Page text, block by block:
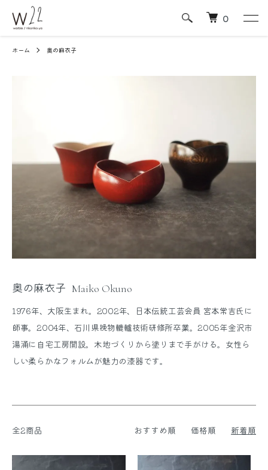
0
ホーム 奥の麻衣子
奥の麻衣子 Maiko Okuno
1976年、大阪生まれ。2002年、日本伝統工芸会員 宮本常吉氏に
師事。2004年、石川県挽物轆轤技術研修所卒業。2005年金沢市
湯涌に自宅工房開設。木地づくりから塗りまで手がける。女性ら
しい柔らかなフォルムが魅力の漆器です。
全2商品 おすすめ順 価格順 新着順